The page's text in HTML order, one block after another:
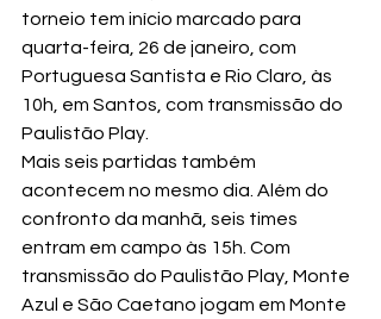
torneio tem início marcado para
quarta-feira, 26 de janeiro, com
Portuguesa Santista e Rio Claro, às
10h, em Santos, com transmissão do
Paulistão Play.
Mais seis partidas também
acontecem no mesmo dia. Além do
confronto da manhã, seis times
entram em campo às 15h. Com
transmissão do Paulistão Play, Monte
Azul e São Caetano jogam em Monte